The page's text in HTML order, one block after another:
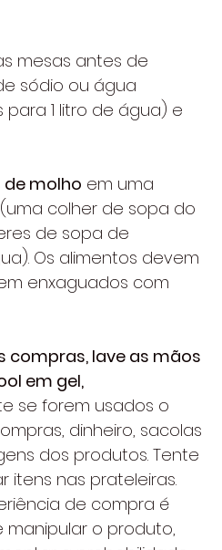
mesas antes de
sódio ou água
1 litro de água) e
molho em uma
colher de sopa do
de sopa de
Os alimentos devem
enxaguados com
compras, lave as mãos
em gel,
se forem usados o
dinheiro, sacolas
dos produtos. Tente
itens nas prateleiras.
de compra é
manipular o produto,